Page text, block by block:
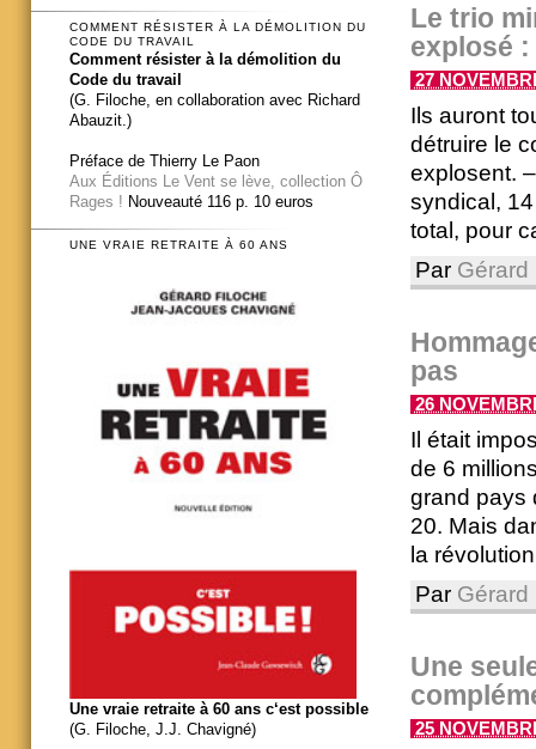
Le trio
explosé :
27
Ils auront
détruire le
explosent.
syndical,
total, pour
Par Gérard
pas
26
Il était
de 6
grand pays
20. Mais
la
Par Gérard
Une
25
COMMENT RÉSISTER À LA DÉMOLITION DU
CODE DU TRAVAIL
Comment résister à la démolition du
Code du travail
(G. Filoche, en collaboration avec Richard
Abauzit.)
Préface de Thierry Le Paon
Aux Éditions Le Vent se lève, collection Ô
Rages ! Nouveauté 116 p. 10 euros
UNE VRAIE RETRAITE À 60 ANS
Une vraie retraite à 60 ans c‘est possible
(G. Filoche, J.J. Chavigné)